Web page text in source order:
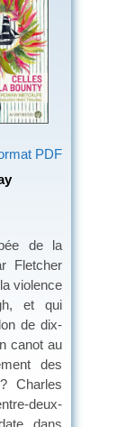
PDF
de la
Fletcher
violence
et qui
de dix-
canot au
des
Charles
deux-
dans